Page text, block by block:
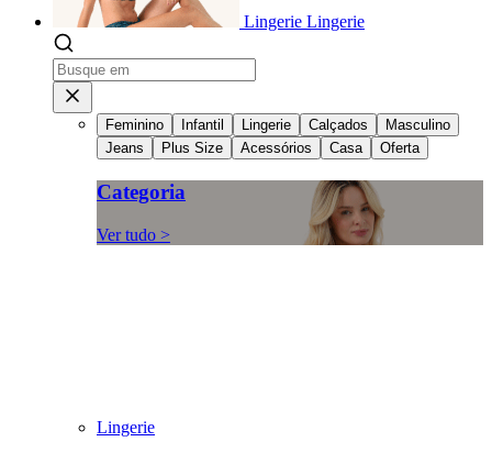
Lingerie Lingerie
Feminino Infantil Lingerie Calçados
Masculino
Jeans
Plus Size Acessórios Casa Oferta
Categoria
Ver tudo >
Lingerie